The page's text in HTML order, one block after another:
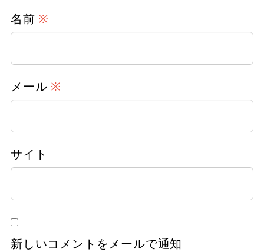
名前 ※
メール ※
サイト
新しいコメントをメールで通知